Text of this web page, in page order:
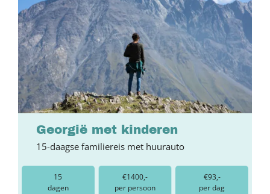
Georgië met kinderen
15-daagse familiereis met huurauto
15
dagen
€1400,-
per persoon
€93,-
per dag